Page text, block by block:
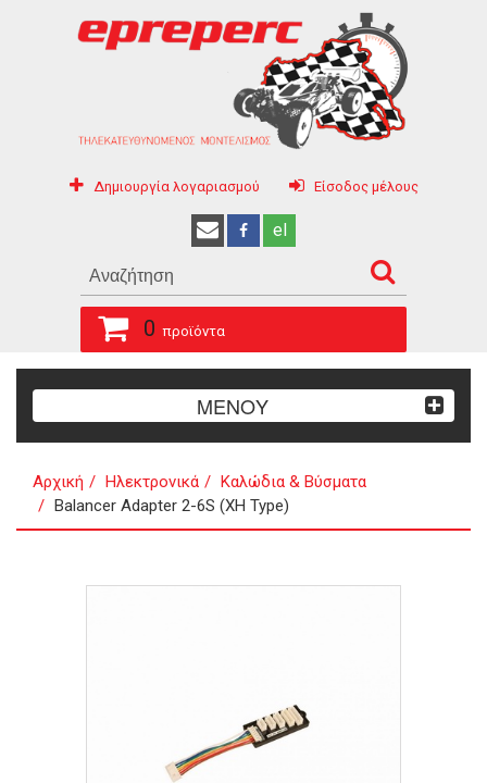
Δημιουργία λογαριασμού Είσοδος μέλους
el
0 προϊόντα
ΜΕΝΟΥ
Αρχική Ηλεκτρονικά
Kαλώδια & Βύσματα
Balancer Adapter 2-6S (XH Type)